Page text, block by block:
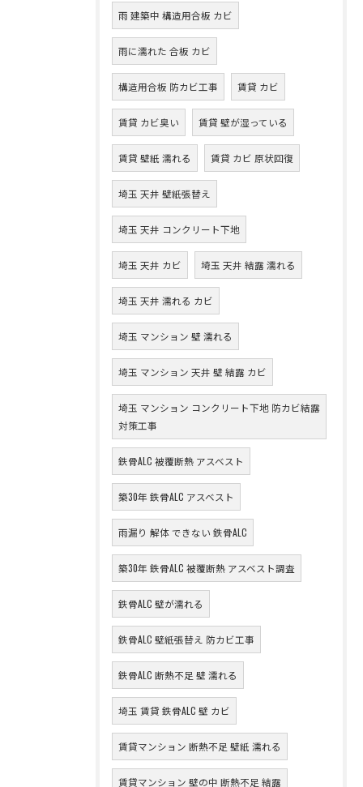
雨 建築中 構造用合板 カビ
雨に濡れた 合板 カビ
構造用合板 防カビ工事 賃貸 カビ
賃貸 カビ臭い 賃貸 壁が湿っている
賃貸 壁紙 濡れる 賃貸 カビ 原状回復
埼玉 天井 壁紙張替え
埼玉 天井 コンクリート下地
埼玉 天井 カビ 埼玉 天井 結露 濡れる
埼玉 天井 濡れる カビ
埼玉 マンション 壁 濡れる
埼玉 マンション 天井 壁 結露 カビ
埼玉 マンション コンクリート下地 防カビ結露
対策工事
鉄骨ALC 被覆断熱 アスベスト
築30年 鉄骨ALC アスベスト
雨漏り 解体 できない 鉄骨ALC
築30年 鉄骨ALC 被覆断熱 アスベスト調査
鉄骨ALC 壁が濡れる
鉄骨ALC 壁紙張替え 防カビ工事
鉄骨ALC 断熱不足 壁 濡れる
埼玉 賃貸 鉄骨ALC 壁 カビ
賃貸マンション 断熱不足 壁紙 濡れる
賃貸マンション 壁の中 断熱不足 結露